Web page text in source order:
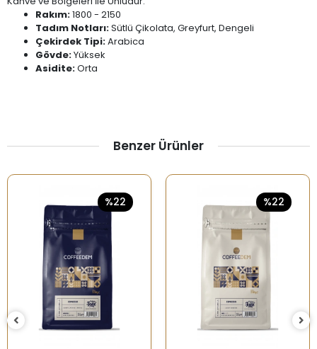
Rakım:1800 - 2150
Tadım Notları:Sütlü Çikolata, Greyfurt, Dengeli
Çekirdek Tipi:Arabica
Gövde:Yüksek
Asidite:Orta
Benzer Ürünler
%22 %22